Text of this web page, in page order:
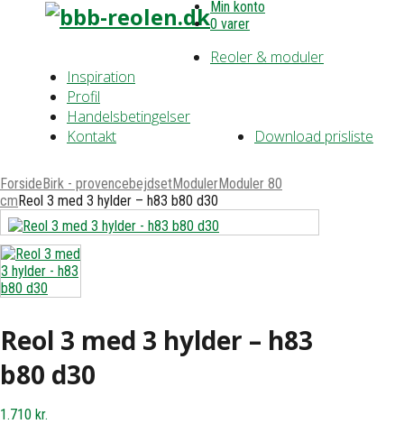
Min konto
0 varer
Reoler & moduler
Inspiration
Profil
Handelsbetingelser
Download prisliste
Kontakt
ForsideBirk - provencebejdsetModulerModuler 80
cmReol 3 med 3 hylder – h83 b80 d30
Reol 3 med 3 hylder – h83
b80 d30
1.710 kr.